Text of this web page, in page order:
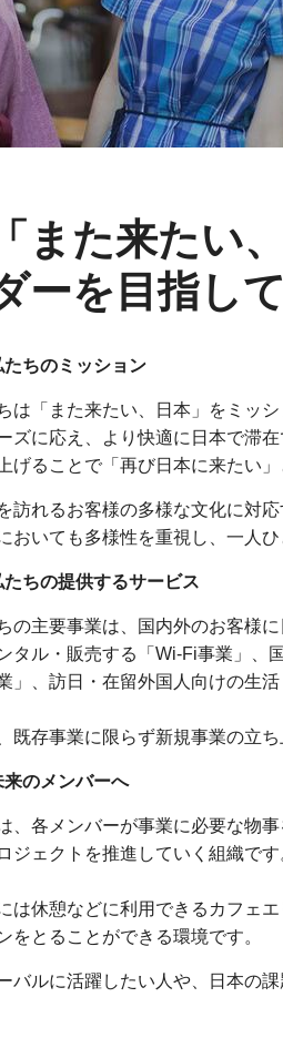
また来たい
ーを目指して
たちのミッション
は「また来たい、日本」をミッ
ズに応え、より快適に日本で滞
げることで「再び日本に来たい
訪れるお客様の多様な文化に対
おいても多様性を重視し、一人
たちの提供するサービス
の主要事業は、国内外のお客様
タル・販売する「Wi-Fi事業」、
」、訪日・在留外国人向けの生
既存事業に限らず新規事業の立
来のメンバーへ
、各メンバーが事業に必要な物
ジェクトを推進していく組織です
は休憩などに利用できるカフェ
をとることができる環境です。
バルに活躍したい人や、日本の